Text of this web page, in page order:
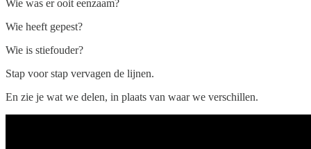
Wie was er ooit eenzaam?
Wie heeft gepest?
Wie is stiefouder?
Stap voor stap vervagen de lijnen.
En zie je wat we delen, in plaats van waar we verschillen.